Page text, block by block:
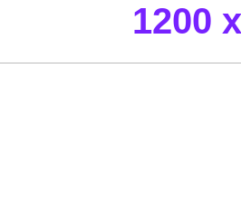
1200